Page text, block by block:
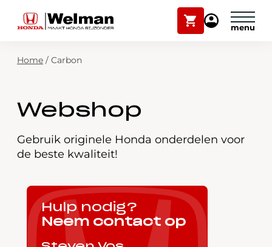
Winkelwagen
Mijn
Modellen
Over ons
Webshop
Contact
Zoekfunctie
Plan onderhoud
Mijn Honda Welman
Home / Carbon
Webshop
Gebruik originele Honda onderdelen voor
de beste kwaliteit!
Hulp nodig?
Neem contact op